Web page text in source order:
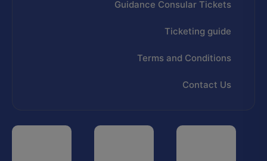
Guidance Consular Tickets
Ticketing guide
Terms and Conditions
Contact Us